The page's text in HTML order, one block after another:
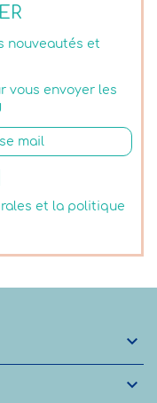
nouveautés et
vous envoyer les
et la politique

